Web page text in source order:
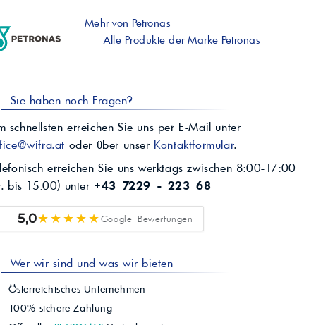
Vollsynthetisches, niedrigviskoses Hinterachsöl SA…
Petronas Tutela MTF 500 75W-90
Petronas Tutela Transm. Technyx 75W-85
ab 7,55/l€
Synthetische 75W-80 Schaltgetriebeflüssigkeit für…
ab 5,12/l€
Petronas Tutela B-5X
Vollsynthetisches Getriebe- und Achsöl SAE 75W-90…
ab 26,35/l€
Synthetisches Getriebeöl SAE 75W für Verteilergetr…
Petronas Tutela Transm. X-Road 75W-140
Vollsynthetisches SAE-75W-140-Getriebeöl für hochb…